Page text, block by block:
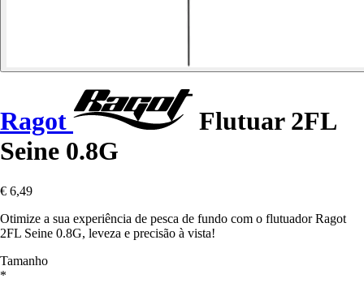
Ragot
Flutuar 2FL
Seine 0.8G
€ 6,49
Otimize a sua experiência de pesca de fundo com o flutuador Ragot
2FL Seine 0.8G, leveza e precisão à vista!
Tamanho
*